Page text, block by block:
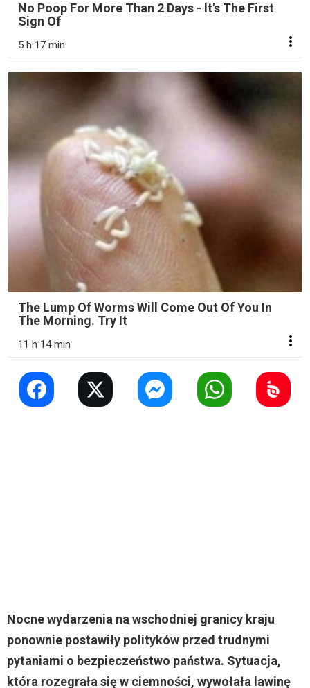
No Poop For More Than 2 Days - It's The First
Sign Of
5 h 17 min
The Lump Of Worms Will Come Out Of You In
The Morning. Try It
11 h 14 min
Nocne wydarzenia na wschodniej granicy kraju
ponownie postawiły polityków przed trudnymi
pytaniami o bezpieczeństwo państwa. Sytuacja,
która rozegrała się w ciemności, wywołała lawinę